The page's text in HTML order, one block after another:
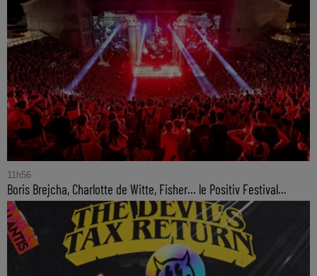
11h56
Boris Brejcha, Charlotte de Witte, Fisher… le Positiv Festival...